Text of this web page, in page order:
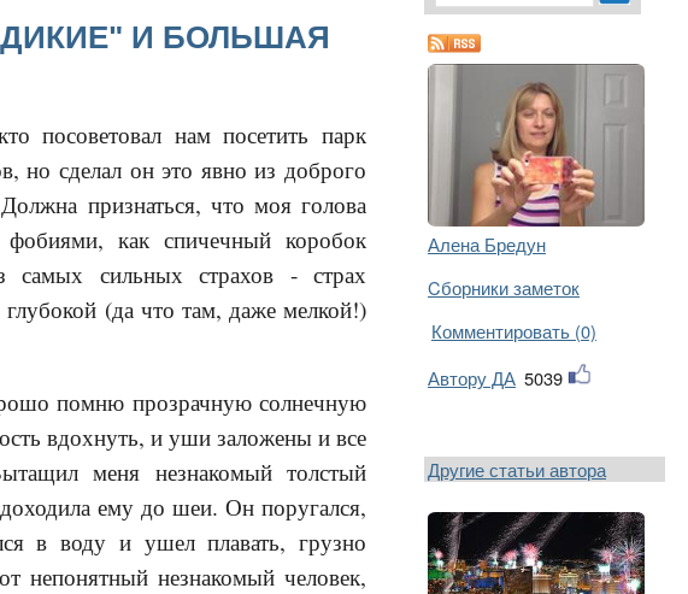
И БОЛЬШАЯ
посоветовал нам посетить парк
но сделал он это явно из доброго
признаться, что моя голова
как спичечный коробок
самых сильных страхов - страх
(да что там, даже мелкой!)
помню прозрачную солнечную
вдохнуть, и уши заложены и все
меня незнакомый толстый
ему до шеи. Он поругался,
в воду и ушел плавать, грузно
непонятный незнакомый человек,
Алена Бредун
Cборники заметок
Комментировать (0)
Автору ДА 5039
Другие статьи автора